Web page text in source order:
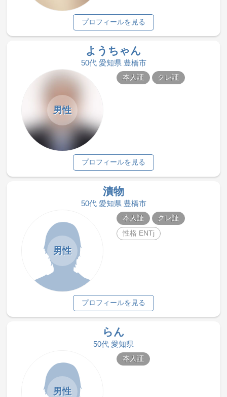
プロフィールを見る
ようちゃん
50代 愛知県 豊橋市
男性
本人証 クレ証
プロフィールを見る
漬物
50代 愛知県 豊橋市
男性
本人証
クレ証
性格 ENTj
プロフィールを見る
らん
50代 愛知県
男性
本人証